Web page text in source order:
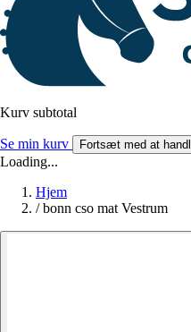
Kurv subtotal
Se min kurv Fortsæt med at
Loading...
Hjem
/ bonn cso mat Vestrum